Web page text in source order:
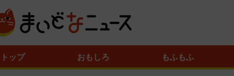
トップ おもしろ もふもふ